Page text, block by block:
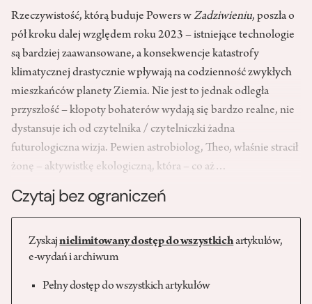
Rzeczywistość, którą buduje Powers w Zadziwieniu, poszła o
pół kroku dalej względem roku 2023 – istniejące technologie
są bardziej zaawansowane, a konsekwencje katastrofy
klimatycznej drastycznie wpływają na codzienność zwykłych
mieszkańców planety Ziemia. Nie jest to jednak odległa
przyszłość – kłopoty bohaterów wydają się bardzo realne, nie
dystansuje ich od czytelnika / czytelniczki żadna
futurologiczna wizja. Pewien astrobiolog, Theo, właśnie stracił
żonę – aktywistkę ekologiczną, która – co aż…
Czytaj bez ograniczeń
Zyskajnielimitowany dostęp do wszystkichartykułów,
e-wydań i archiwum
Pełny dostęp do wszystkich artykułów